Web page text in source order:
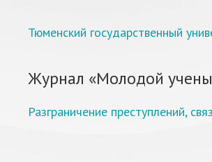
Тюменский государственный
Журнал «Молодой
Разграничение преступлений,